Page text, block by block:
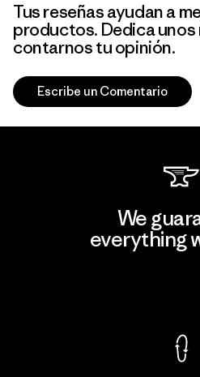
Tus reseñas ayudan a
productos. Dedica unos
contarnos tu opinión.
Escribe un Comentario
We
everything